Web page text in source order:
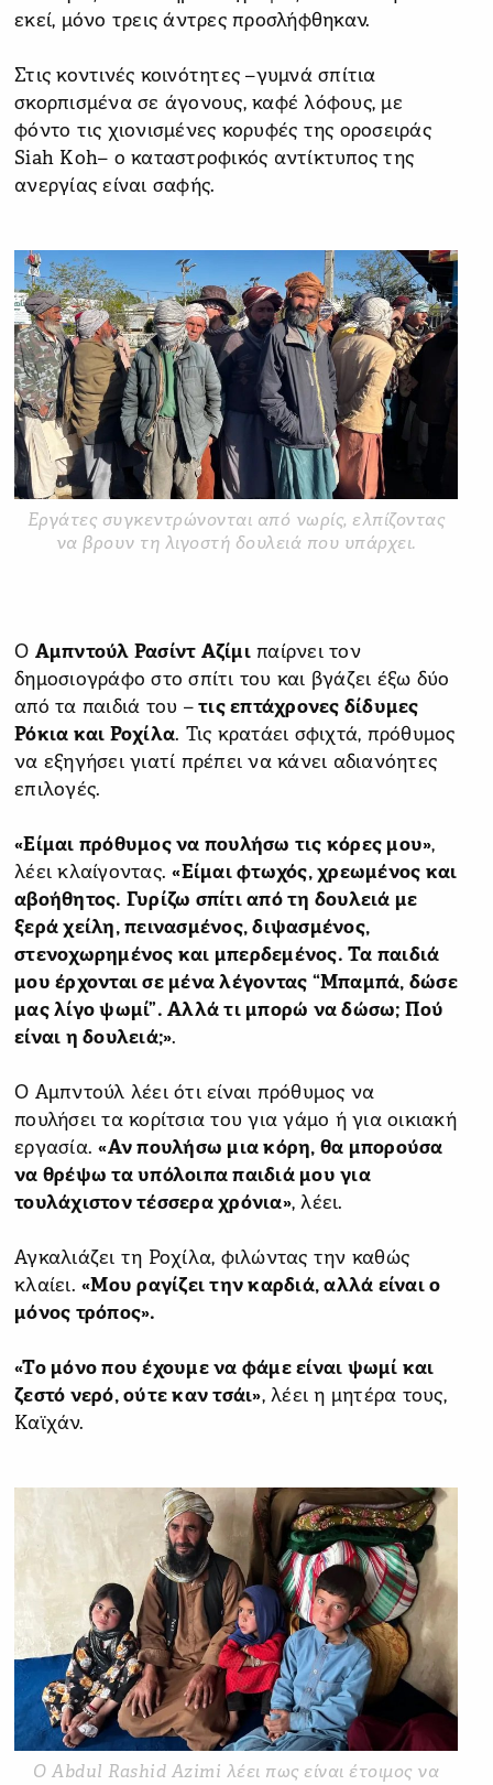
εκεί, μόνο τρεις άντρες προσλήφθηκαν.
Στις κοντινές κοινότητες –γυμνά σπίτια
σκορπισμένα σε άγονους, καφέ λόφους, με
φόντο τις χιονισμένες κορυφές της οροσειράς
Siah Koh– ο καταστροφικός αντίκτυπος της
ανεργίας είναι σαφής.
Εργάτες συγκεντρώνονται από νωρίς, ελπίζοντας
να βρουν τη λιγοστή δουλειά που υπάρχει.
Ο Αμπντούλ Ρασίντ Αζίμιπαίρνει τον
δημοσιογράφο στο σπίτι του και βγάζει έξω δύο
από τα παιδιά του –τις επτάχρονες δίδυμες
Ρόκια και Ροχίλα. Τις κρατάει σφιχτά, πρόθυμος
να εξηγήσει γιατί πρέπει να κάνει αδιανόητες
επιλογές.
«Είμαι πρόθυμος να πουλήσω τις κόρες μου»,
λέει κλαίγοντας.«Είμαι φτωχός, χρεωμένος και
αβοήθητος. Γυρίζω σπίτι από τη δουλειά με
ξερά χείλη, πεινασμένος, διψασμένος,
στενοχωρημένος και μπερδεμένος. Τα παιδιά
μου έρχονται σε μένα λέγοντας “Μπαμπά, δώσε
μας λίγο ψωμί”. Αλλά τι μπορώ να δώσω; Πού
είναι η δουλειά;».
Ο Αμπντούλ λέει ότι είναι πρόθυμος να
πουλήσει τα κορίτσια του για γάμο ή για οικιακή
εργασία.«Αν πουλήσω μια κόρη, θα μπορούσα
να θρέψω τα υπόλοιπα παιδιά μου για
τουλάχιστον τέσσερα χρόνια», λέει.
Αγκαλιάζει τη Ροχίλα, φιλώντας την καθώς
κλαίει. «Μου ραγίζει την καρδιά, αλλά είναι ο
μόνος τρόπος».
«Το μόνο που έχουμε να φάμε είναι ψωμί και
ζεστό νερό, ούτε καν τσάι», λέει η μητέρα τους,
Καϊχάν.
Ο Abdul Rashid Azimi λέει πως είναι έτοιμος να